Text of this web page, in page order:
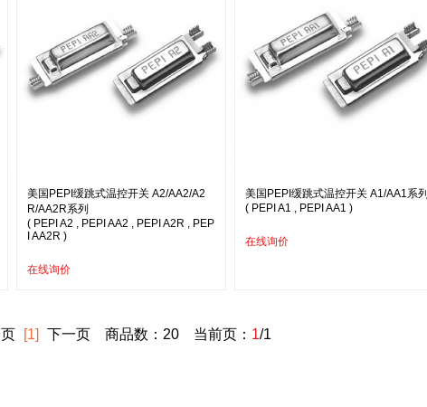
美国PEPI缓跳式温控开关 A2/AA2/A2
R/AA2R系列
( PEPI A2 , PEPI AA2 , PEPI A2R , PEP
I AA2R )
在线询价
美国PEPI缓跳式温控开关 A1/AA1系列
( PEPI A1 , PEPI AA1 )
在线询价
页 [1] 下一页商品数：20 当前页： 1/1